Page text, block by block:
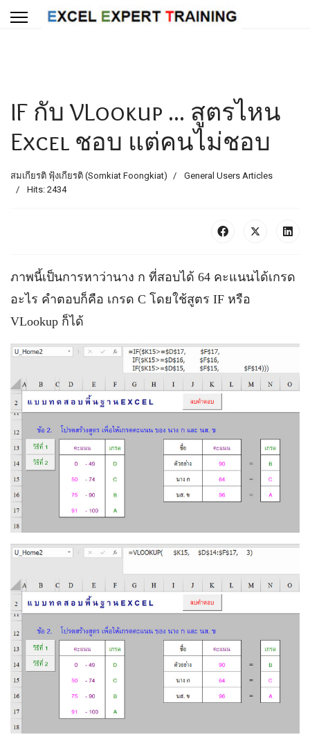
IF กับ VLookup ... สูตรไหน
Excel ชอบ แต่คนไม่ชอบ
สมเกียรติ ฟุ้งเกียรติ (Somkiat Foongkiat)
General Users Articles
Hits: 2434
ภาพนี้เป็นการหาว่านาง ก ที่สอบได้ 64 คะแนนได้เกรด
อะไร คำตอบก็คือ เกรด C โดยใช้สูตร IF หรือ
VLookup ก็ได้